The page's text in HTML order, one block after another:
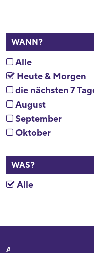
WANN?
Alle
Heute & Morgen
die nächsten 7
August
September
Oktober
WAS?
Alle
Adresse